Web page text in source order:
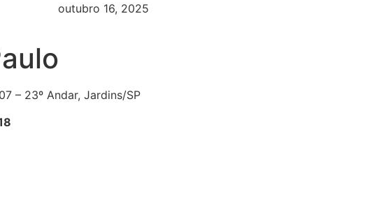
outubro 16, 2025
– 23º Andar, Jardins/SP